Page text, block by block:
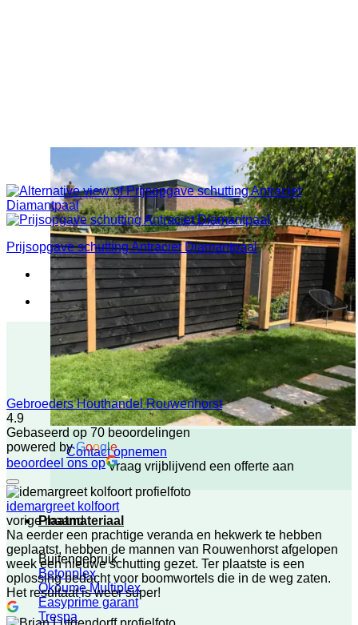
Contact opnemen
Vraag vrijblijvend een offerte aan
Plaatmateriaal
Buitengebruik
Betonplex
Okoume Multiplex
Easyprime garant
Trespa
Prijsopgave schutting Antraciet Diamantpaal
Gebroeders Houthandel Rouwenhorst
4.9
Gebaseerd op 70 beoordelingen
powered byGoogle
beoordeel ons op
idemargreet kolfoort
vorige maand
Na eerder een prachtige veranda en hekwerk te hebben
geplaatst, hebben de mannen van Rouwenhorst afgelopen
week een nieuwe schutting gezet. Ter plaatste is een
oplossing bedacht voor boomwortels die in de weg zaten.
Het resultaat is weer super!